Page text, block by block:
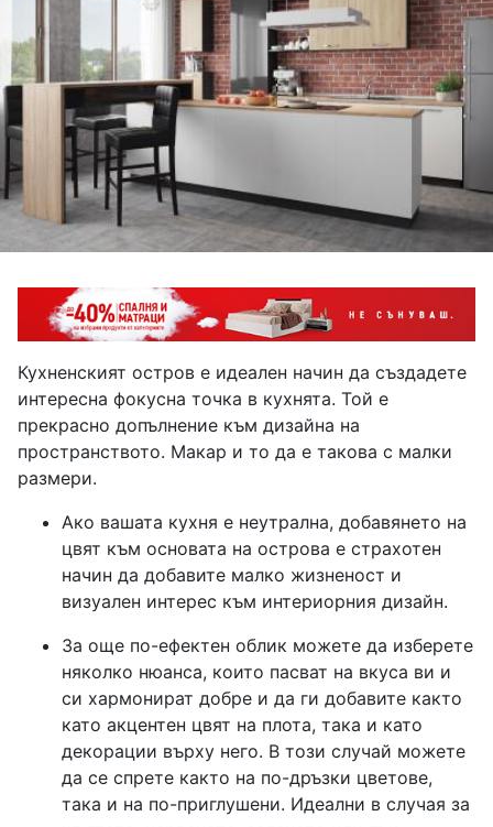
Кухненският остров е идеален начин да създадете
интересна фокусна точка в кухнята. Той е
прекрасно допълнение към дизайна на
пространството. Макар и то да е такова с малки
размери.
Ако вашата кухня е неутрална, добавянето на
цвят към основата на острова е страхотен
начин да добавите малко жизненост и
визуален интерес към интериорния дизайн.
За още по-ефектен облик можете да изберете
няколко нюанса, които пасват на вкуса ви и
си хармонират добре и да ги добавите както
като акцентен цвят на плота, така и като
декорации върху него. В този случай можете
да се спрете както на по-дръзки цветове,
така и на по-приглушени. Идеални в случая за